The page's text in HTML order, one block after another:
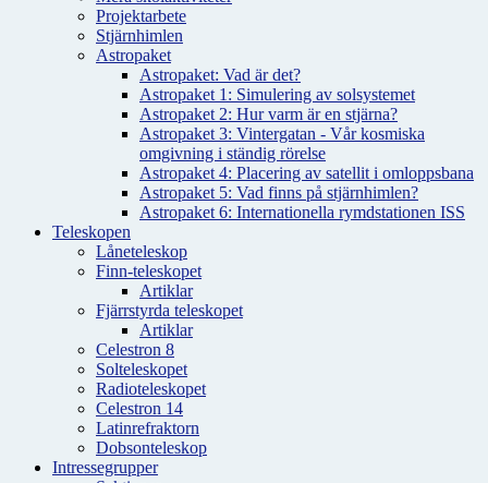
Projektarbete
Stjärnhimlen
Astropaket
Astropaket: Vad är det?
Astropaket 1: Simulering av solsystemet
Astropaket 2: Hur varm är en stjärna?
Astropaket 3: Vintergatan - Vår kosmiska
omgivning i ständig rörelse
Astropaket 4: Placering av satellit i omloppsbana
Astropaket 5: Vad finns på stjärnhimlen?
Astropaket 6: Internationella rymdstationen ISS
Teleskopen
Låneteleskop
Finn-teleskopet
Artiklar
Fjärrstyrda teleskopet
Artiklar
Celestron 8
Solteleskopet
Radioteleskopet
Celestron 14
Latinrefraktorn
Dobsonteleskop
Intressegrupper